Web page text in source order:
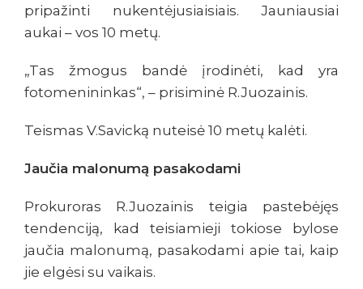
pripažinti nukentėjusiaisiais. Jauniausiai
aukai – vos 10 metų.
„Tas žmogus bandė įrodinėti, kad yra
fotomenininkas“, – prisiminė R.Juozainis.
Teismas V.Savicką nuteisė 10 metų kalėti.
Jaučia malonumą pasakodami
Prokuroras R.Juozainis teigia pastebėjęs
tendenciją, kad teisiamieji tokiose bylose
jaučia malonumą, pasakodami apie tai, kaip
jie elgėsi su vaikais.